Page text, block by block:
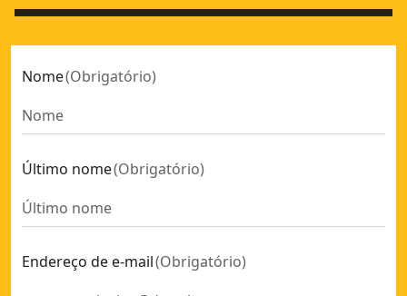
Nome(Obrigatório)
Último nome(Obrigatório)
Endereço de e-mail(Obrigatório)